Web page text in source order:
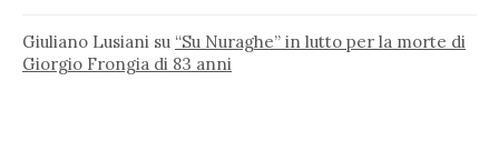
Giuliano Lusiani su “Su Nuraghe” in lutto per la morte di
Giorgio Frongia di 83 anni